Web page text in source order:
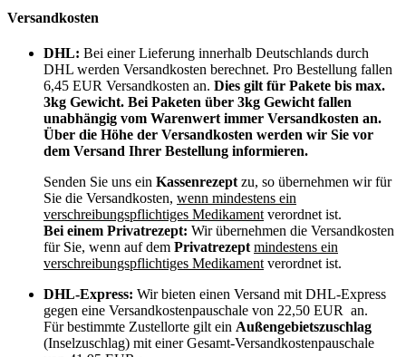
Versandkosten
DHL: Bei einer Lieferung innerhalb Deutschlands durch
DHL werden Versandkosten berechnet. Pro Bestellung fallen
6,45 EUR Versandkosten an. Dies gilt für Pakete bis max.
3kg Gewicht. Bei Paketen über 3kg Gewicht fallen
unabhängig vom Warenwert immer Versandkosten an.
Über die Höhe der Versandkosten werden wir Sie vor
dem Versand Ihrer Bestellung informieren.
Senden Sie uns ein Kassenrezept zu, so übernehmen wir für
Sie die Versandkosten, wenn mindestens ein
verschreibungspflichtiges Medikament verordnet ist.
Bei einem Privatrezept: Wir übernehmen die Versandkosten
für Sie, wenn auf dem Privatrezept mindestens ein
verschreibungspflichtiges Medikament verordnet ist.
DHL-Express: Wir bieten einen Versand mit DHL-Express
gegen eine Versandkostenpauschale von 22,50 EUR an.
Für bestimmte Zustellorte gilt ein Außengebietszuschlag
(Inselzuschlag) mit einer Gesamt-Versandkostenpauschale